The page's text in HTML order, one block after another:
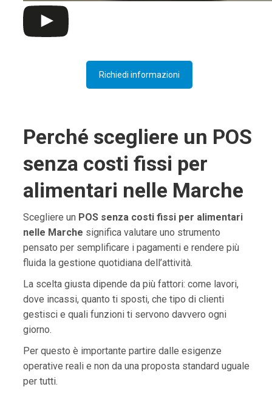
Richiedi informazioni
Perché scegliere un POS
senza costi fissi per
alimentari nelle Marche
Scegliere un POS senza costi fissi per alimentari
nelle Marche significa valutare uno strumento
pensato per semplificare i pagamenti e rendere più
fluida la gestione quotidiana dell’attività.
La scelta giusta dipende da più fattori: come lavori,
dove incassi, quanto ti sposti, che tipo di clienti
gestisci e quali funzioni ti servono davvero ogni
giorno.
Per questo è importante partire dalle esigenze
operative reali e non da una proposta standard uguale
per tutti.